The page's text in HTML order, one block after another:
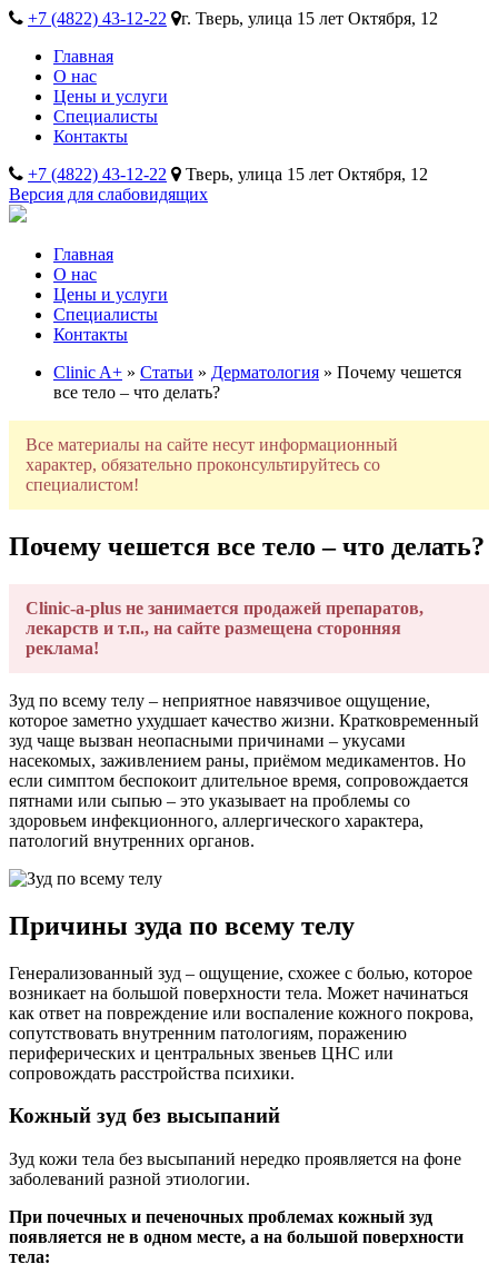
+7 (4822) 43-12-22
г. Тверь, улица 15 лет Октября, 12
Главная
О нас
Цены и услуги
Специалисты
Контакты
+7 (4822) 43-12-22
Тверь, улица 15 лет Октября, 12
Версия для слабовидящих
Главная
О нас
Цены и услуги
Специалисты
Контакты
Clinic A+ » Статьи » Дерматология » Почему чешется
все тело – что делать?
Все материалы на сайте несут информационный
характер, обязательно проконсультируйтесь со
специалистом!
Почему чешется все тело – что делать?
Clinic-a-plus не занимается продажей препаратов,
лекарств и т.п., на сайте размещена сторонняя
реклама!
Зуд по всему телу – неприятное навязчивое ощущение,
которое заметно ухудшает качество жизни. Кратковременный
зуд чаще вызван неопасными причинами – укусами
насекомых, заживлением раны, приёмом медикаментов. Но
если симптом беспокоит длительное время, сопровождается
пятнами или сыпью – это указывает на проблемы со
здоровьем инфекционного, аллергического характера,
патологий внутренних органов.
Причины зуда по всему телу
Генерализованный зуд – ощущение, схожее с болью, которое
возникает на большой поверхности тела. Может начинаться
как ответ на повреждение или воспаление кожного покрова,
сопутствовать внутренним патологиям, поражению
периферических и центральных звеньев ЦНС или
сопровождать расстройства психики.
Кожный зуд без высыпаний
Зуд кожи тела без высыпаний нередко проявляется на фоне
заболеваний разной этиологии.
При почечных и печеночных проблемах кожный зуд
появляется не в одном месте, а на большой поверхности
тела: